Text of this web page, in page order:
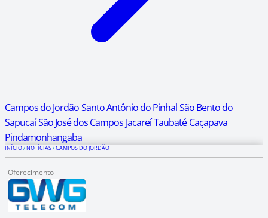
Campos do JordãoSanto Antônio do PinhalSão Bento do
SapucaíSão José dos Campos JacareíTaubaté Caçapava
Pindamonhangaba
INÍCIO/NOTÍCIAS/CAMPOS DO JORDÃO
Oferecimento